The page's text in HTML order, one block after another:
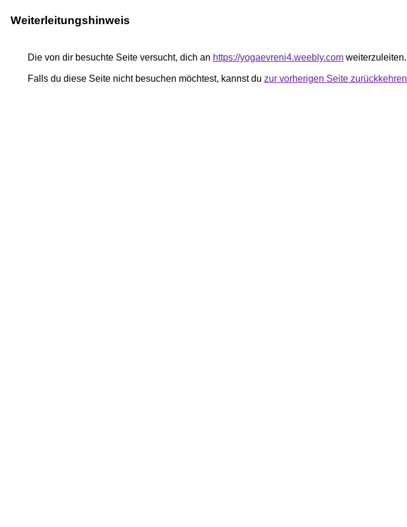
Weiterleitungshinweis
Die von dir besuchte Seite versucht, dich an https://yogaevreni4.weebly.com weiterzuleiten.
Falls du diese Seite nicht besuchen möchtest, kannst du zur vorherigen Seite zurückkehren